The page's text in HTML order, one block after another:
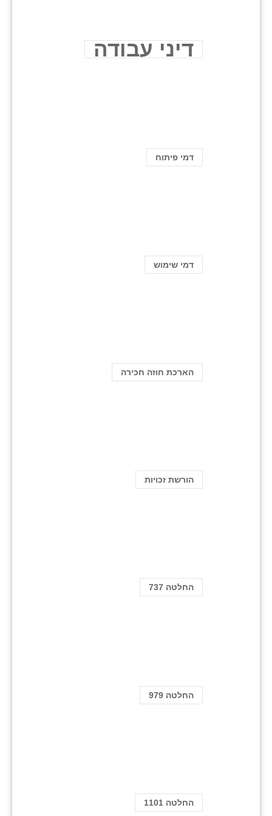
דיני עבודה
דמי פיתוח
דמי שימוש
הארכת חוזה חכירה
הורשת זכויות
החלטה 737
החלטה 979
החלטה 1101